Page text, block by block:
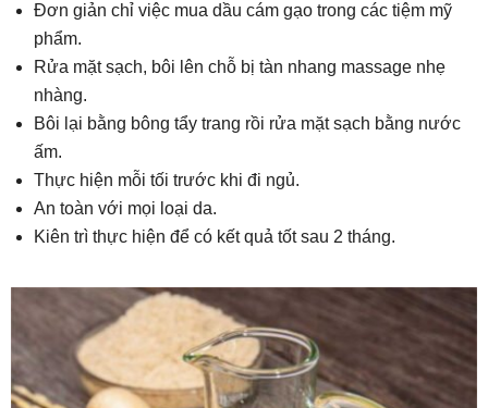
Đơn giản chỉ việc mua dầu cám gạo trong các tiệm mỹ
phẩm.
Rửa mặt sạch, bôi lên chỗ bị tàn nhang massage nhẹ
nhàng.
Bôi lại bằng bông tẩy trang rồi rửa mặt sạch bằng nước
ấm.
Thực hiện mỗi tối trước khi đi ngủ.
An toàn với mọi loại da.
Kiên trì thực hiện để có kết quả tốt sau 2 tháng.